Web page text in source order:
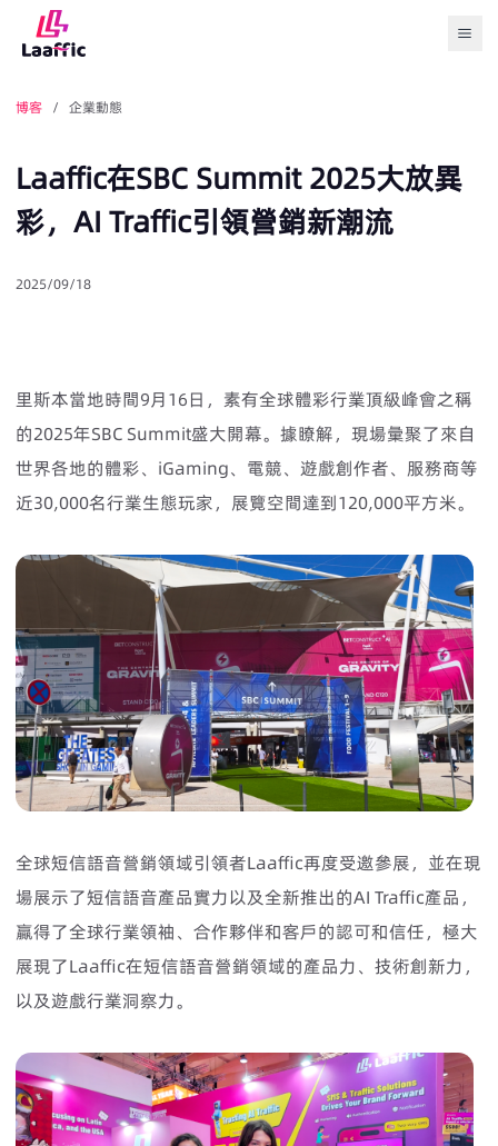
博客 / 企業動態
Laaffic在SBC Summit 2025大放異
彩，AI Traffic引領營銷新潮流
2025/09/18
里斯本當地時間9月16日，素有全球體彩行業頂級峰會之稱
的2025年SBC Summit盛大開幕。據瞭解，現場彙聚了來自
世界各地的體彩、iGaming、電競、遊戲創作者、服務商等
近30,000名行業生態玩家，展覽空間達到120,000平方米。
全球短信語音營銷領域引領者Laaffic再度受邀參展，並在現
場展示了短信語音產品實力以及全新推出的AI Traffic產品，
贏得了全球行業領袖、合作夥伴和客戶的認可和信任，極大
展現了Laaffic在短信語音營銷領域的產品力、技術創新力，
以及遊戲行業洞察力。